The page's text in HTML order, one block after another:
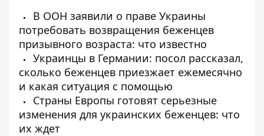
В ООН заявили о праве Украины
потребовать возвращения беженцев
призывного возраста: что известно
Украинцы в Германии: посол рассказал,
сколько беженцев приезжает ежемесячно
и какая ситуация с помощью
Страны Европы готовят серьезные
изменения для украинских беженцев: что
их ждет